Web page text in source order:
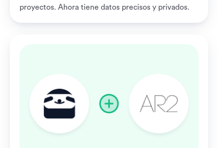
proyectos. Ahora tiene datos precisos y privados.